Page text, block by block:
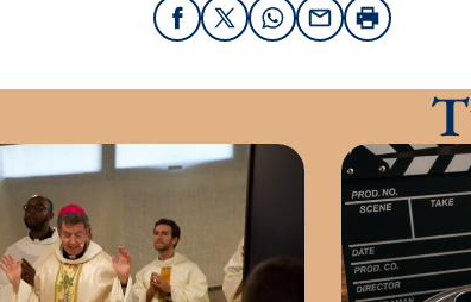
FacebookX / Twitter
WhatsApp
EmailImprimir